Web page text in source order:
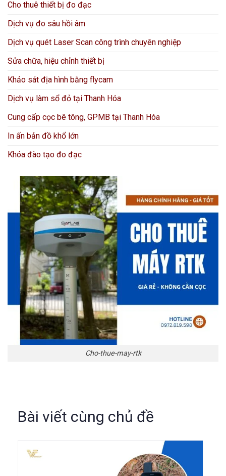
Cho thuê thiết bị đo đạc
Dịch vụ đo sâu hồi âm
Dịch vụ quét Laser Scan công trình chuyên nghiệp
Sửa chữa, hiệu chỉnh thiết bị
Khảo sát địa hình bằng flycam
Dịch vụ làm sổ đỏ tại Thanh Hóa
Cung cấp cọc bê tông, GPMB tại Thanh Hóa
In ấn bản đồ khổ lớn
Khóa đào tạo đo đạc
Cho-thue-may-rtk
Bài viết cùng chủ đề